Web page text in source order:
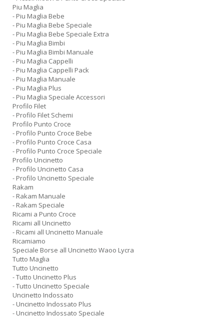
Piu Maglia
- Piu Maglia Bebe
- Piu Maglia Bebe Speciale
- Piu Maglia Bebe Speciale Extra
- Piu Maglia Bimbi
- Piu Maglia Bimbi Manuale
- Piu Maglia Cappelli
- Piu Maglia Cappelli Pack
- Piu Maglia Manuale
- Piu Maglia Plus
- Piu Maglia Speciale Accessori
Profilo Filet
- Profilo Filet Schemi
Profilo Punto Croce
- Profilo Punto Croce Bebe
- Profilo Punto Croce Casa
- Profilo Punto Croce Speciale
Profilo Uncinetto
- Profilo Uncinetto Casa
- Profilo Uncinetto Speciale
Rakam
- Rakam Manuale
- Rakam Speciale
Ricami a Punto Croce
Ricami all Uncinetto
- Ricami all Uncinetto Manuale
Ricamiamo
Speciale Borse all Uncinetto Waoo Lycra
Tutto Maglia
Tutto Uncinetto
- Tutto Uncinetto Plus
- Tutto Uncinetto Speciale
Uncinetto Indossato
- Uncinetto Indossato Plus
- Uncinetto Indossato Speciale